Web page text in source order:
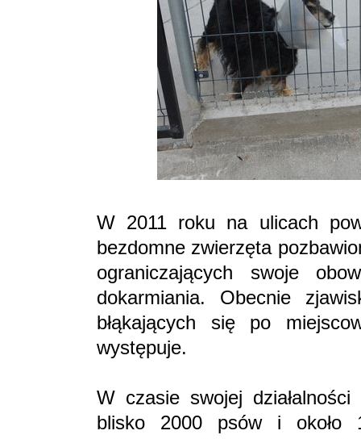
W 2011 roku na ulicach
bezdomne zwierzęta
ograniczających swoje
dokarmiania. Obecnie
błąkających się po
występuje.
W czasie swojej
blisko 2000 psów i około